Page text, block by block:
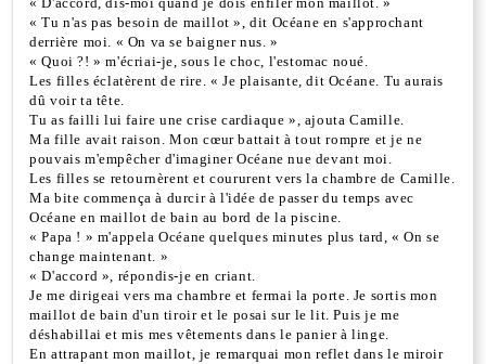
« Tu n'as pas besoin de maillot », dit Océane en s'approchant
derrière moi. « On va se baigner nus. »
« Quoi ?! » m'écriai-je, sous le choc, l'estomac noué.
Les filles éclatèrent de rire. « Je plaisante, dit Océane. Tu aurais
dû voir ta tête.
Tu as failli lui faire une crise cardiaque », ajouta Camille.
Ma fille avait raison. Mon cœur battait à tout rompre et je ne
pouvais m'empêcher d'imaginer Océane nue devant moi.
Les filles se retournèrent et coururent vers la chambre de Camille.
Ma bite commença à durcir à l'idée de passer du temps avec
Océane en maillot de bain au bord de la piscine.
« Papa ! » m'appela Océane quelques minutes plus tard, « On se
change maintenant. »
« D'accord », répondis-je en criant.
Je me dirigeai vers ma chambre et fermai la porte. Je sortis mon
maillot de bain d'un tiroir et le posai sur le lit. Puis je me
déshabillai et mis mes vêtements dans le panier à linge.
En attrapant mon maillot, je remarquai mon reflet dans le miroir